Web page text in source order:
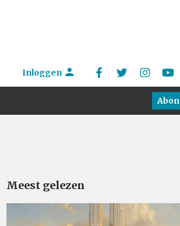
Inloggen
Meest gelezen